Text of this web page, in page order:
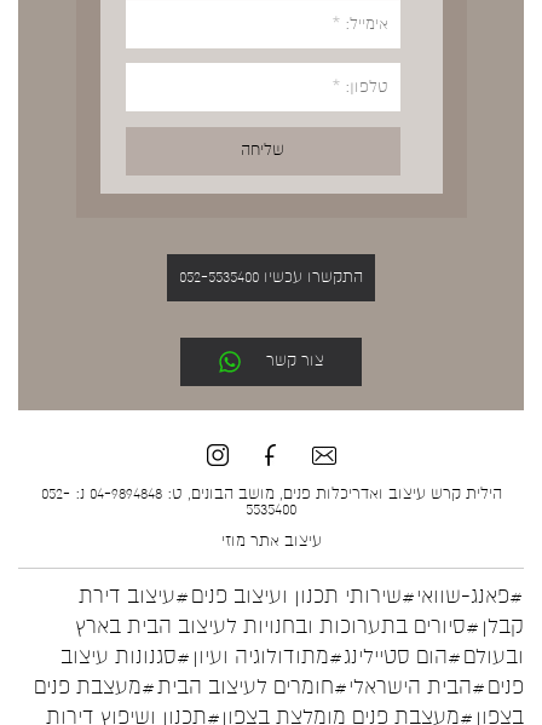
התקשרו עכשיו 052-5535400
צור קשר
הילית קרש עיצוב ואדריכלות פנים, מושב הבונים, ט: 04-9894848 נ: 052-
5535400
עיצוב אתר מוזי
#פאנג-שוואי#שירותי תכנון ועיצוב פנים#עיצוב דירת
קבלן #סיורים בתערוכות ובחנויות לעיצוב הבית בארץ
ובעולם#הום סטיילינג#מתודולוגיה ועיון #סגנונות עיצוב
פנים#הבית הישראלי#חומרים לעיצוב הבית#מעצבת פנים
בצפון #מעצבת פנים מומלצת בצפון#תכנון ושיפוץ דירות